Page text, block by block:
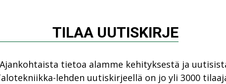
YIT:ssä, jonka palveluksessa
TILAA UUTISKIRJE
Ajankohtaista tietoa alamme kehityksestä ja
lehden uutiskirjeellä on jo yli 3000